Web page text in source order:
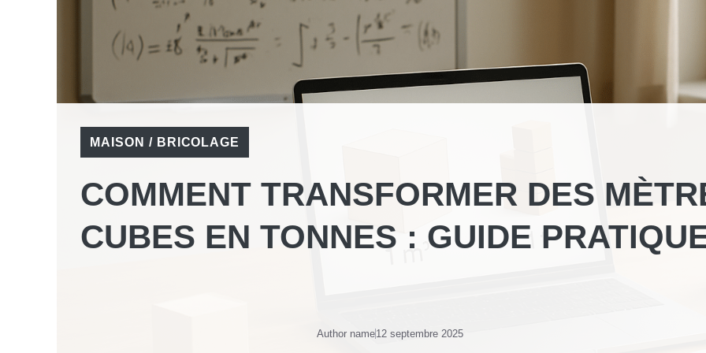
MAISON / BRICOLAGE
COMMENT TRANSFORMER DES
CUBES EN TONNES : GUIDE
Author name12 septembre 2025